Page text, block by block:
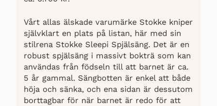
Vårt allas älskade varumärke Stokke kniper
självklart en plats på listan, här med sin
stilrena Stokke Sleepi Spjälsäng. Det är en
robust spjälsäng i massivt bokträ som kan
användas från födseln till att barnet är ca.
5 år gammal. Sängbotten är enkel att både
höja och sänka, och ena sidan är dessutom
borttagbar för när barnet är redo för att